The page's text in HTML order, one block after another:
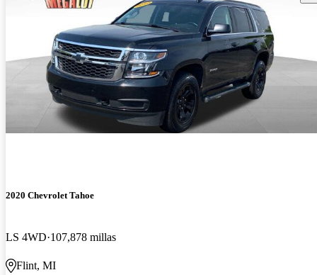
2020 Chevrolet Tahoe
LS 4WD 107,878 millas
Flint, MI